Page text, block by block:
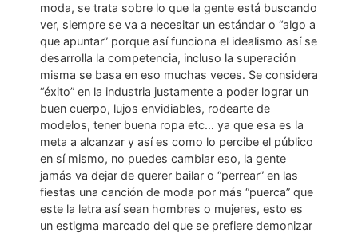
moda, se trata sobre lo que la gente está buscando
ver, siempre se va a necesitar un estándar o “algo a
que apuntar” porque así funciona el idealismo así se
desarrolla la competencia, incluso la superación
misma se basa en eso muchas veces. Se considera
“éxito” en la industria justamente a poder lograr un
buen cuerpo, lujos envidiables, rodearte de
modelos, tener buena ropa etc… ya que esa es la
meta a alcanzar y así es como lo percibe el público
en sí mismo, no puedes cambiar eso, la gente
jamás va dejar de querer bailar o “perrear” en las
fiestas una canción de moda por más “puerca” que
este la letra así sean hombres o mujeres, esto es
un estigma marcado del que se prefiere demonizar